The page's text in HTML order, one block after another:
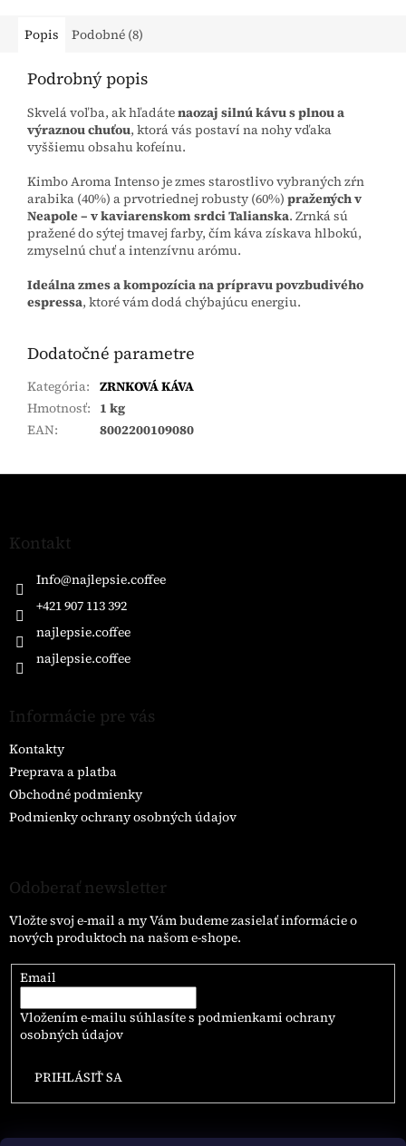
Popis Podobné (8)
Podrobný popis
Skvelá voľba, ak hľadátenaozaj silnú kávu s plnou a
výraznou chuťou, ktorá vás postaví na nohy vďaka
vyššiemu obsahu kofeínu.
Kimbo Aroma Intenso je zmes starostlivo vybraných zŕn
arabika (40%) a prvotriednej robusty (60%) pražených v
Neapole – v kaviarenskom srdci Talianska. Zrnká sú
pražené do sýtej tmavej farby, čím káva získava hlbokú,
zmyselnú chuť a intenzívnu arómu.
Ideálna zmes a kompozícia na prípravu povzbudivého
espressa, ktoré vám dodá chýbajúcu energiu.
Dodatočné parametre
Kategória: ZRNKOVÁ KÁVA
Hmotnosť: 1 kg
EAN: 8002200109080
Z
Kontakt
Info@najlepsie.coffee
+421 907 113 392
najlepsie.coffee
najlepsie.coffee
Informácie pre vás
Kontakty
Preprava a platba
Obchodné podmienky
Podmienky ochrany osobných údajov
Odoberať newsletter
Vložte svoj e-mail a my Vám budeme zasielať informácie o
nových produktoch na našom e-shope.
Email
Vložením e-mailu súhlasíte s podmienkami ochrany
osobných údajov
PRIHLÁSIŤ SA